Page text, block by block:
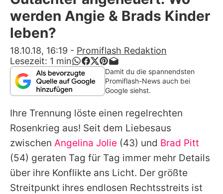
Alle Themen auf Promiflash
App runterladen
Team
Redaktionelle Richtlinien
Impressum
Datenschutzerklärung
Nutzungsbedingungen
Utiq verwalten
werden Angie & Brads Kinder
leben?
18.10.18, 16:19 - Promiflash Redaktion
Lesezeit: 1 min
Damit du die spannendsten
Promiflash-News auch bei
Google siehst.
Ihre Trennung löste einen regelrechten
Rosenkrieg aus! Seit dem Liebesaus
zwischen Angelina Jolie (43) und Brad Pitt
(54) geraten Tag für Tag immer mehr Details
über ihre Konflikte ans Licht. Der größte
Streitpunkt ihres endlosen Rechtsstreits ist